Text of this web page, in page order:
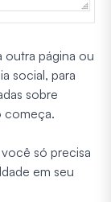
outra página ou
social, para
sobre
começa.
só precisa
em seu